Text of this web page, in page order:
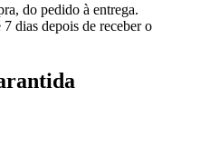
do pedido à entrega.
7 dias depois de receber o